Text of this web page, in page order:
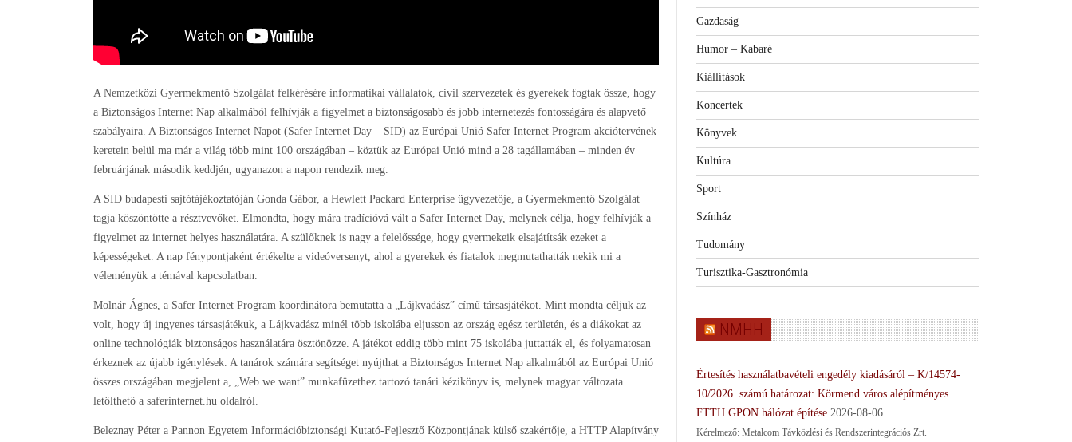
A Nemzetközi Gyermekmentő Szolgálat felkérésére informatikai vállalatok, civil szervezetek és gyerekek fogtak össze, hogy
a Biztonságos Internet Nap alkalmából felhívják a figyelmet a biztonságosabb és jobb internetezés fontosságára és alapvető
szabályaira. A Biztonságos Internet Napot (Safer Internet Day – SID) az Európai Unió Safer Internet Program akciótervének
keretein belül ma már a világ több mint 100 országában – köztük az Európai Unió mind a 28 tagállamában – minden év
februárjának második keddjén, ugyanazon a napon rendezik meg.
A SID budapesti sajtótájékoztatóján Gonda Gábor, a Hewlett Packard Enterprise ügyvezetője, a Gyermekmentő Szolgálat
tagja köszöntötte a résztvevőket. Elmondta, hogy mára tradícióvá vált a Safer Internet Day, melynek célja, hogy felhívják a
figyelmet az internet helyes használatára. A szülőknek is nagy a felelőssége, hogy gyermekeik elsajátítsák ezeket a
képességeket. A nap fénypontjaként értékelte a videóversenyt, ahol a gyerekek és fiatalok megmutathatták nekik mi a
véleményük a témával kapcsolatban.
Molnár Ágnes, a Safer Internet Program koordinátora bemutatta a „Lájkvadász” című társasjátékot. Mint mondta céljuk az
volt, hogy új ingyenes társasjátékuk, a Lájkvadász minél több iskolába eljusson az ország egész területén, és a diákokat az
online technológiák biztonságos használatára ösztönözze. A játékot eddig több mint 75 iskolába juttatták el, és folyamatosan
érkeznek az újabb igénylések. A tanárok számára segítséget nyújthat a Biztonságos Internet Nap alkalmából az Európai Unió
összes országában megjelent a, „Web we want” munkafüzethez tartozó tanári kézikönyv is, melynek magyar változata
letölthető a saferinternet.hu oldalról.
Beleznay Péter a Pannon Egyetem Információbiztonsági Kutató-Fejlesztő Központjának külső szakértője, a HTTP Alapítvány
Gazdaság
Humor – Kabaré
Kiállítások
Koncertek
Könyvek
Kultúra
Sport
Színház
Tudomány
Turisztika-Gasztronómia
NMHH
Értesítés használatbavételi engedély kiadásáról – K/14574-
10/2026. számú határozat: Körmend város alépítményes
FTTH GPON hálózat építése 2026-08-06
Kérelmező: Metalcom Távközlési és Rendszerintegrációs Zrt.